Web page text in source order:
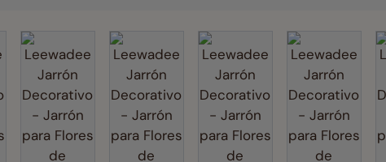
larger imageView larger imageView larger imageView larger imageView